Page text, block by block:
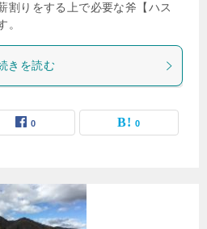
割りをする上で必要な斧【ハス
。
きを読む
0 0